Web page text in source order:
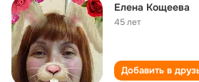
Елена Кощеева
45 лет
Добавить в